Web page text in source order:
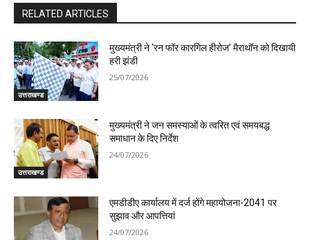
RELATED ARTICLES
उत्तराखण्ड
मुख्यमंत्री ने ‘रन फॉर कारगिल हीरोज’ मैराथॉन को दिखायी
हरी झंडी
25/07/2026
उत्तराखण्ड
मुख्यमंत्री ने जन समस्याओं के त्वरित एवं समयबद्ध
समाधान के दिए निर्देश
24/07/2026
एमडीडीए कार्यालय में दर्ज होंगे महायोजना-2041 पर
सुझाव और आपत्तियां
24/07/2026